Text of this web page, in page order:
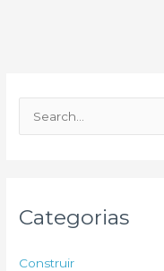
e
Categorias
Construir